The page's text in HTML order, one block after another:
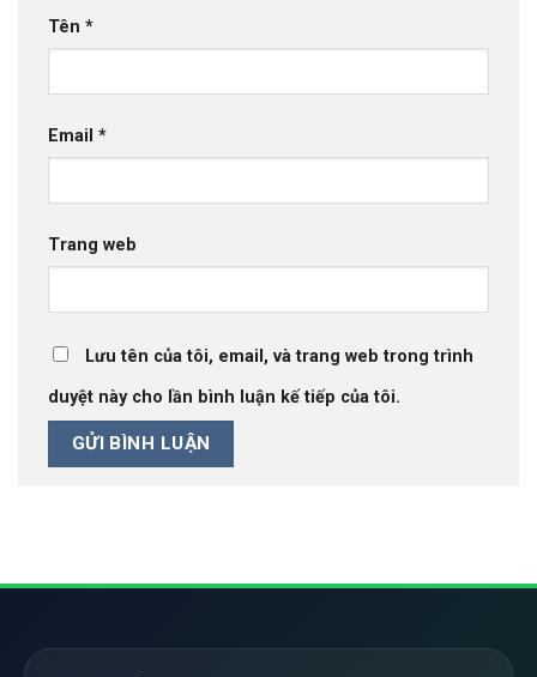
Tên *
Email *
Trang web
Lưu tên của tôi, email, và trang web trong trình
duyệt này cho lần bình luận kế tiếp của tôi.